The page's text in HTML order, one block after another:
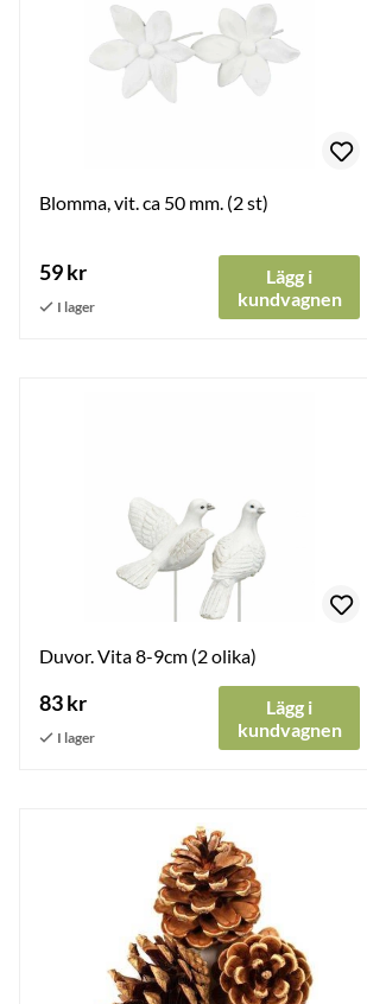
Blomma, vit. ca 50 mm. (2 st)
59 kr
Lägg i
kundvagnen
Duvor. Vita 8-9cm (2 olika)
83 kr
Lägg i
kundvagnen